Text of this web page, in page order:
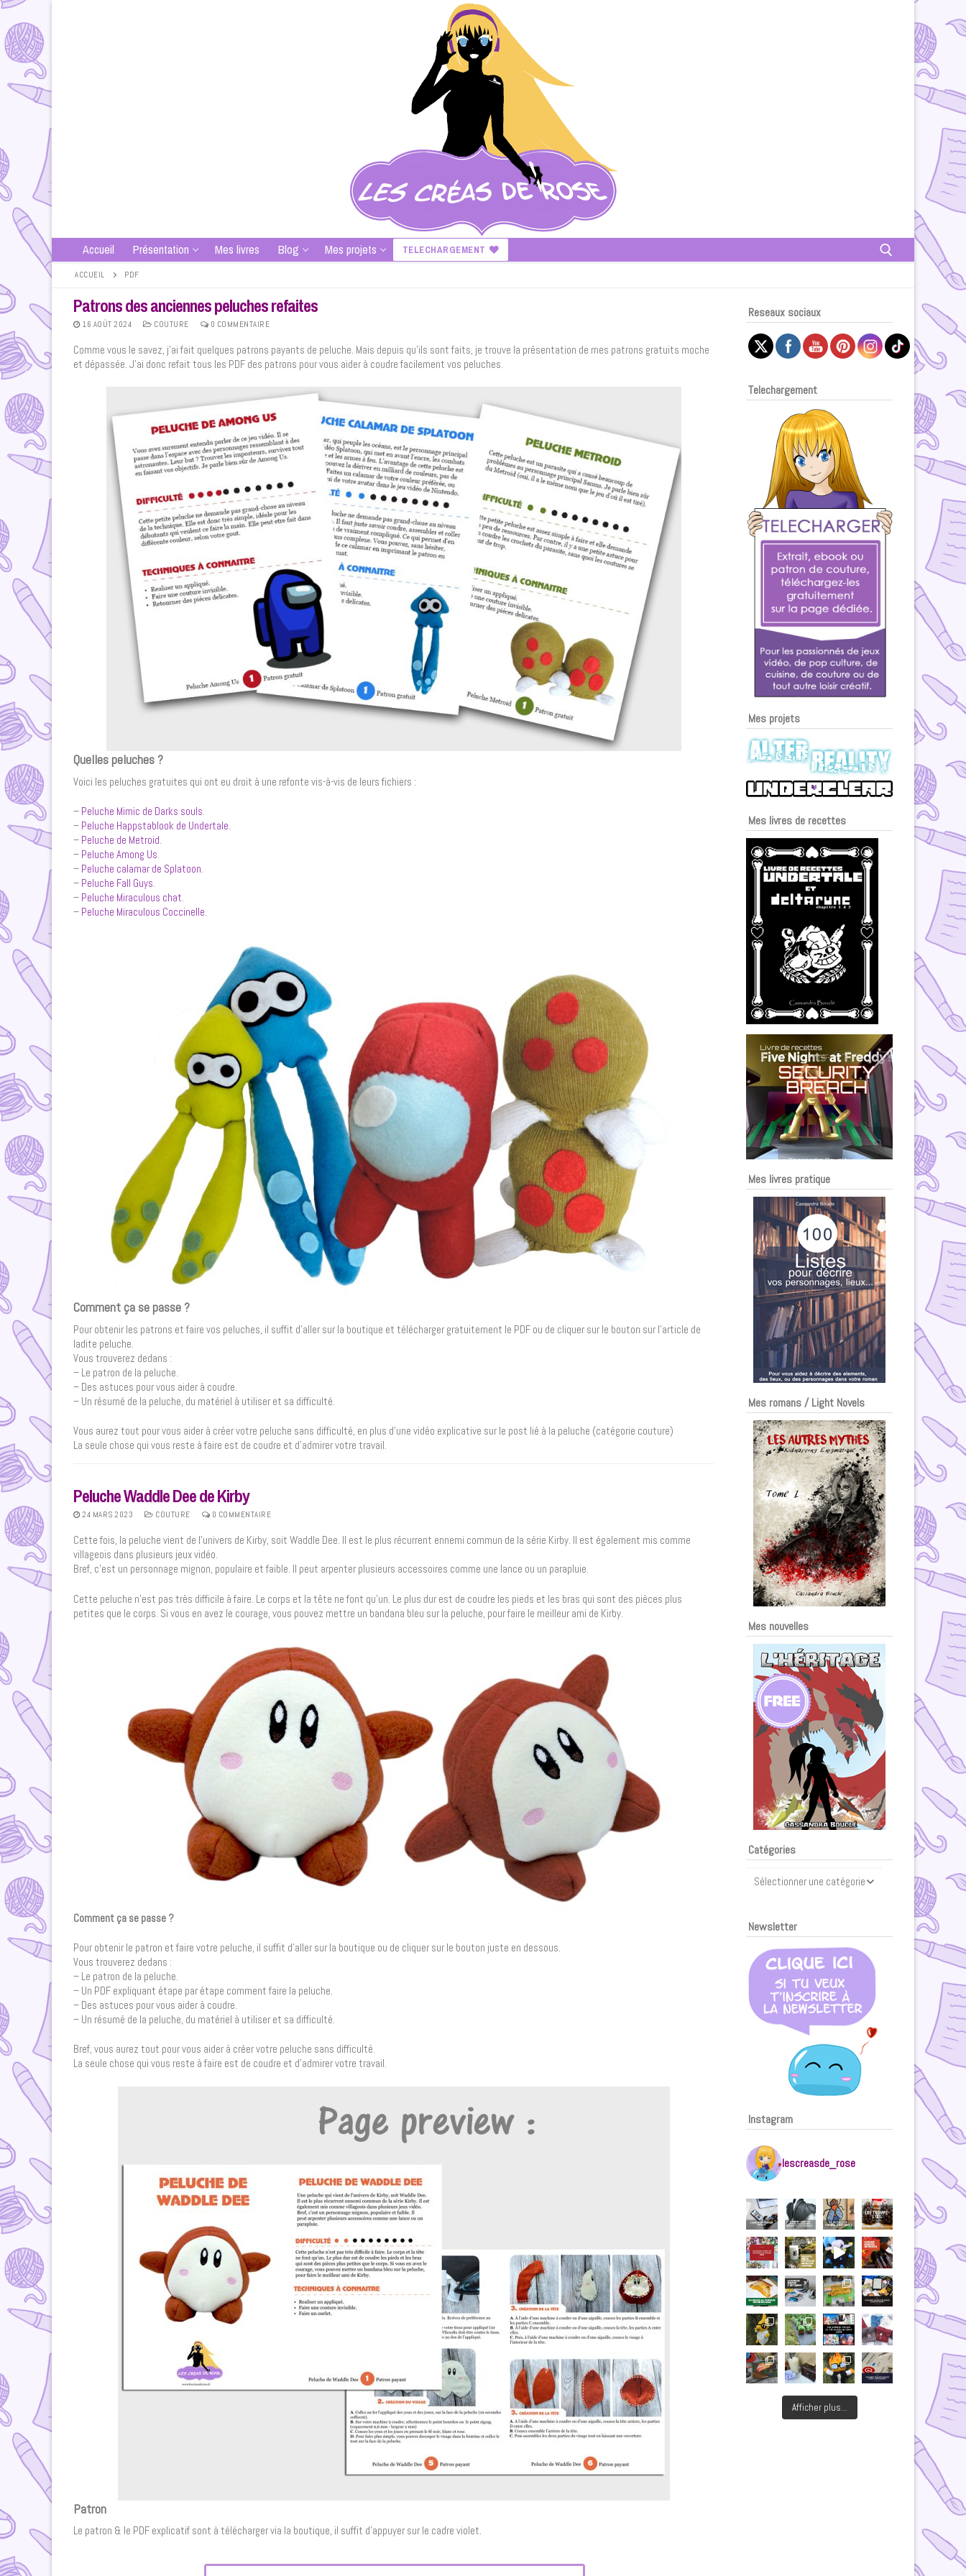
Accueil Présentation Mes livres Blog Mes projets TELECHARGEMENT
ACCUEIL PDF
Patrons des anciennes peluches refaites
16 AOÛT 2024 COUTURE 0 COMMENTAIRE
Comme vous le savez, j’ai fait quelques patrons payants de peluche. Mais depuis qu’ils sont faits, je trouve la présentation de mes patrons gratuits moche
et dépassée. J’ai donc refait tous les PDF des patrons pour vous aider à coudre facilement vos peluches.
Quelles peluches ?
Voici les peluches gratuites qui ont eu droit à une refonte vis-à-vis de leurs fichiers :
– Peluche Mimic de Darks souls.
– Peluche Happstablook de Undertale.
– Peluche de Metroid.
– Peluche Among Us.
– Peluche calamar de Splatoon.
– Peluche Fall Guys.
– Peluche Miraculous chat.
– Peluche Miraculous Coccinelle.
Comment ça se passe ?
Pour obtenir les patrons et faire vos peluches, il suffit d’aller sur la boutique et télécharger gratuitement le PDF ou de cliquer sur le bouton sur l’article de
ladite peluche.
Vous trouverez dedans :
– Le patron de la peluche.
– Des astuces pour vous aider à coudre.
– Un résumé de la peluche, du matériel à utiliser et sa difficulté.
Vous aurez tout pour vous aider à créer votre peluche sans difficulté, en plus d’une vidéo explicative sur le post lié à la peluche (catégorie couture)
La seule chose qui vous reste à faire est de coudre et d’admirer votre travail.
Peluche Waddle Dee de Kirby
24 MARS 2023 COUTURE 0 COMMENTAIRE
Cette fois, la peluche vient de l’univers de Kirby, soit Waddle Dee. Il est le plus récurrent ennemi commun de la série Kirby. Il est également mis comme
villageois dans plusieurs jeux vidéo.
Bref, c’est un personnage mignon, populaire et faible. Il peut arpenter plusieurs accessoires comme une lance ou un parapluie.
Cette peluche n’est pas très difficile à faire. Le corps et la tête ne font qu’un. Le plus dur est de coudre les pieds et les bras qui sont des pièces plus
petites que le corps. Si vous en avez le courage, vous pouvez mettre un bandana bleu sur la peluche, pour faire le meilleur ami de Kirby.
Comment ça se passe ?
Pour obtenir le patron et faire votre peluche, il suffit d’aller sur la boutique ou de cliquer sur le bouton juste en dessous.
Vous trouverez dedans :
– Le patron de la peluche.
– Un PDF expliquant étape par étape comment faire la peluche.
– Des astuces pour vous aider à coudre.
– Un résumé de la peluche, du matériel à utiliser et sa difficulté.
Bref, vous aurez tout pour vous aider à créer votre peluche sans difficulté.
La seule chose qui vous reste à faire est de coudre et d’admirer votre travail.
Patron
Le patron & le PDF explicatif sont à télécharger via la boutique, il suffit d’appuyer sur le cadre violet.
Reseaux sociaux
Telechargement
Mes projets
Mes livres de recettes
Mes livres pratique
Mes romans / Light Novels
Mes nouvelles
Catégories
Newsletter
Instagram
lescreasde_rose
Afficher plus...